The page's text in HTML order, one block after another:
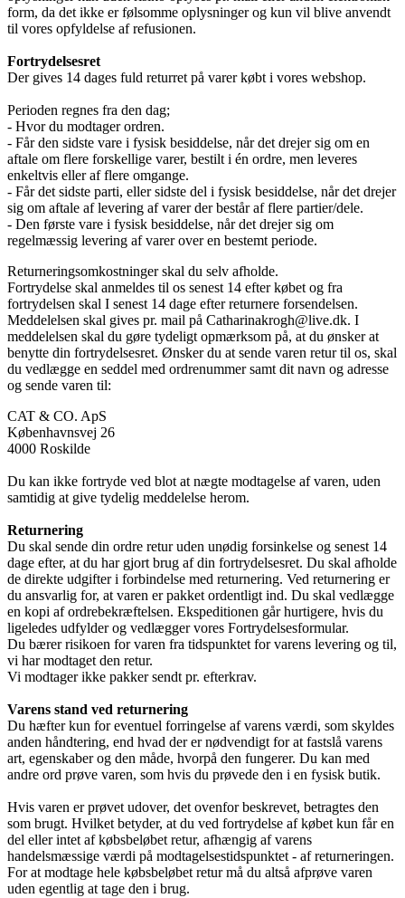
form, da det ikke er følsomme oplysninger og kun vil blive anvendt
til vores opfyldelse af refusionen.
Fortrydelsesret
Der gives 14 dages fuld returret på varer købt i vores webshop.
Perioden regnes fra den dag;
- Hvor du modtager ordren.
- Får den sidste vare i fysisk besiddelse, når det drejer sig om en
aftale om flere forskellige varer, bestilt i én ordre, men leveres
enkeltvis eller af flere omgange.
- Får det sidste parti, eller sidste del i fysisk besiddelse, når det drejer
sig om aftale af levering af varer der består af flere partier/dele.
- Den første vare i fysisk besiddelse, når det drejer sig om
regelmæssig levering af varer over en bestemt periode.
Returneringsomkostninger skal du selv afholde.
Fortrydelse skal anmeldes til os senest 14 efter købet og fra
fortrydelsen skal I senest 14 dage efter returnere forsendelsen.
Meddelelsen skal gives pr. mail på Catharinakrogh@live.dk. I
meddelelsen skal du gøre tydeligt opmærksom på, at du ønsker at
benytte din fortrydelsesret. Ønsker du at sende varen retur til os, skal
du vedlægge en seddel med ordrenummer samt dit navn og adresse
og sende varen til:
CAT & CO. ApS
Københavnsvej 26
4000 Roskilde
Du kan ikke fortryde ved blot at nægte modtagelse af varen, uden
samtidig at give tydelig meddelelse herom.
Returnering
Du skal sende din ordre retur uden unødig forsinkelse og senest 14
dage efter, at du har gjort brug af din fortrydelsesret. Du skal afholde
de direkte udgifter i forbindelse med returnering. Ved returnering er
du ansvarlig for, at varen er pakket ordentligt ind. Du skal vedlægge
en kopi af ordrebekræftelsen. Ekspeditionen går hurtigere, hvis du
ligeledes udfylder og vedlægger vores Fortrydelsesformular.
Du bærer risikoen for varen fra tidspunktet for varens levering og til,
vi har modtaget den retur.
Vi modtager ikke pakker sendt pr. efterkrav.
Varens stand ved returnering
Du hæfter kun for eventuel forringelse af varens værdi, som skyldes
anden håndtering, end hvad der er nødvendigt for at fastslå varens
art, egenskaber og den måde, hvorpå den fungerer. Du kan med
andre ord prøve varen, som hvis du prøvede den i en fysisk butik.
Hvis varen er prøvet udover, det ovenfor beskrevet, betragtes den
som brugt. Hvilket betyder, at du ved fortrydelse af købet kun får en
del eller intet af købsbeløbet retur, afhængig af varens
handelsmæssige værdi på modtagelsestidspunktet - af returneringen.
For at modtage hele købsbeløbet retur må du altså afprøve varen
uden egentlig at tage den i brug.